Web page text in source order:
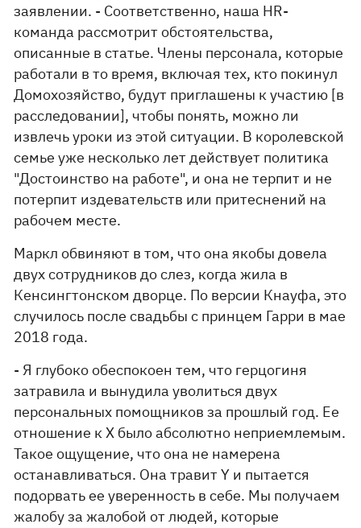
заявлении. - Соответственно, наша HR-
команда рассмотрит обстоятельства,
описанные в статье. Члены персонала, которые
работали в то время, включая тех, кто покинул
Домохозяйство, будут приглашены к участию [в
расследовании], чтобы понять, можно ли
извлечь уроки из этой ситуации. В королевской
семье уже несколько лет действует политика
"Достоинство на работе", и она не терпит и не
потерпит издевательств или притеснений на
рабочем месте.
Маркл обвиняют в том, что она якобы довела
двух сотрудников до слез, когда жила в
Кенсингтонском дворце. По версии Кнауфа, это
случилось после свадьбы с принцем Гарри в мае
2018 года.
- Я глубоко обеспокоен тем, что герцогиня
затравила и вынудила уволиться двух
персональных помощников за прошлый год. Ее
отношение к X было абсолютно неприемлемым.
Такое ощущение, что она не намерена
останавливаться. Она травит Y и пытается
подорвать ее уверенность в себе. Мы получаем
жалобу за жалобой от людей, которые